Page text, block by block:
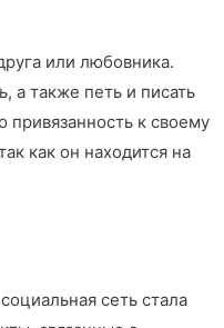
или любовника.
а также петь и писать
привязанность к своему
как он находится на
сеть стала